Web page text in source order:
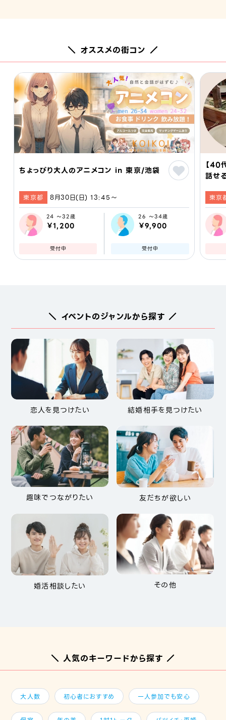
＼ オススメの街コン ／
ちょっぴり大人のアニメコン in 東京/池袋
東京都 8月30日(日) 13:45〜
24 ～32歳
￥1,200
受付中
26 ～34歳
￥9,900
受付中
【40
話せ
東京
＼ イベントのジャンルから探す ／
恋人を見つけたい 結婚相手を見つけたい
趣味でつながりたい 友だちが欲しい
婚活相談したい その他
＼ 人気のキーワードから探す ／
大人数 初心者におすすめ 一人参加でも安心